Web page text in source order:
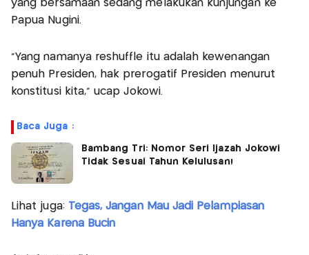
yang bersamaan sedang melakukan kunjungan ke
Papua Nugini.
"Yang namanya reshuffle itu adalah kewenangan
penuh Presiden, hak prerogatif Presiden menurut
konstitusi kita," ucap Jokowi.
Baca Juga :
Bambang Tri: Nomor Seri Ijazah Jokowi
Tidak Sesuai Tahun Kelulusan!
Lihat juga: Tegas, Jangan Mau Jadi Pelampiasan
Hanya Karena Bucin